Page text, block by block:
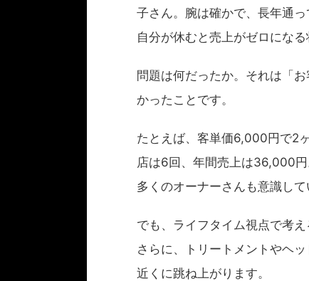
子さん。腕は確かで、長年通
自分が休むと売上がゼロになる
問題は何だったか。それは「
かったことです。
たとえば、客単価6,000円で2
店は6回、年間売上は36,000
多くのオーナーさんも意識して
でも、ライフタイム視点で考
さらに、トリートメントやヘ
近くに跳ね上がります。